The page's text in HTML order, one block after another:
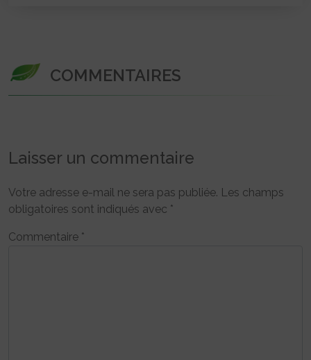
COMMENTAIRES
Laisser un commentaire
Votre adresse e-mail ne sera pas publiée. Les champs
obligatoires sont indiqués avec *
Commentaire *